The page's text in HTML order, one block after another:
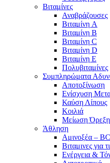
Βιταμίνες
Αναβράζουσες
Βιταμίνη A
Βιταμίνη B
Βιταμίνη C
Βιταμίνη D
Βιταμίνη E
Πολυβιταμίνες
Συμπληρώματα
Αποτοξίνωση
Ενίσχυση
Καύση Λίπους
Κοιλιά
Μείωση
Άθληση
Αμινοξέα –
Βιταμινες για
Ενέργεια &